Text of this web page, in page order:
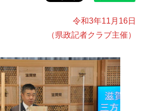
令和3年11月16日
（県政記者クラブ主催）